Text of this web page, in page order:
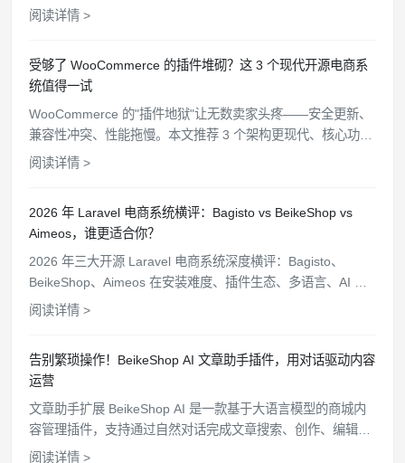
OpenCart 逐一分析。
阅读详情 >
受够了 WooCommerce 的插件堆砌？这 3 个现代开源电商系
统值得一试
WooCommerce 的"插件地狱"让无数卖家头疼——安全更新、
兼容性冲突、性能拖慢。本文推荐 3 个架构更现代、核心功能
开箱即用的开源电商替代方案。
阅读详情 >
2026 年 Laravel 电商系统横评：Bagisto vs BeikeShop vs
Aimeos，谁更适合你？
2026 年三大开源 Laravel 电商系统深度横评：Bagisto、
BeikeShop、Aimeos 在安装难度、插件生态、多语言、AI 功
能、站群管理等维度全面对比，帮你选出最适合的方案。
阅读详情 >
告别繁琐操作！BeikeShop AI 文章助手插件，用对话驱动内容
运营
文章助手扩展 BeikeShop AI 是一款基于大语言模型的商城内
容管理插件，支持通过自然对话完成文章搜索、创作、编辑和
删除等操作，配备沉浸式聊天窗口、细粒度权限控制和操作审
阅读详情 >